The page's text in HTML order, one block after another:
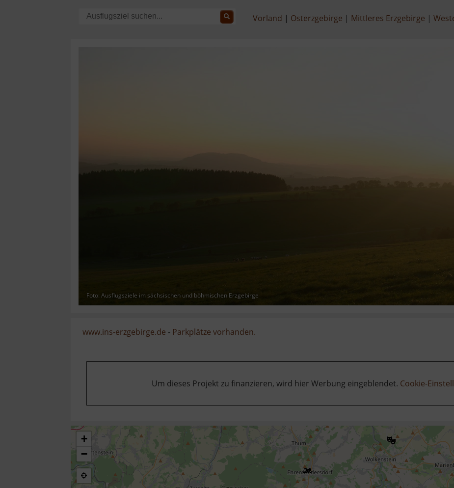
Vorland Osterzgebirge Mittleres Erzgebirge
Foto: Ausflugsziele im sächsischen und böhmischen Erzgebirge
www.ins-erzgebirge.de - Parkplätze vorhanden.
Um dieses Projekt zu finanzieren, wird hier Werbung eingeblendet. Cookie-
+
−